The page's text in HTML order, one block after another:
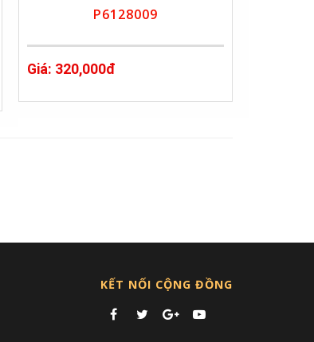
P6128009
Giá: 320,000đ
KẾT NỐI CỘNG ĐỒNG